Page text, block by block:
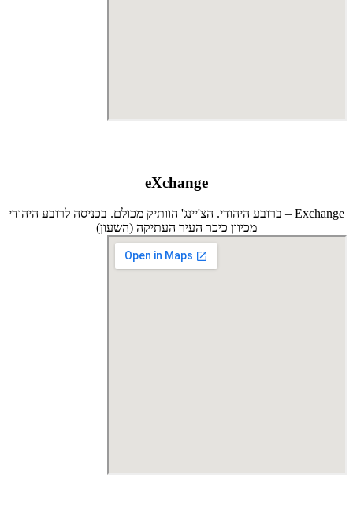
eXchange
Exchange – ברובע היהודי. הצ'יינג' הוותיק מכולם. בכניסה לרובע היהודי
מכיוון כיכר העיר העתיקה (השעון)